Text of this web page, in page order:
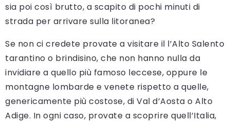
sia poi così brutto, a scapito di pochi minuti di
strada per arrivare sulla litoranea?
Se non ci credete provate a visitare il l’Alto Salento
tarantino o brindisino, che non hanno nulla da
invidiare a quello più famoso leccese, oppure le
montagne lombarde e venete rispetto a quelle,
genericamente più costose, di Val d’Aosta o Alto
Adige. In ogni caso, provate a scoprire quell’Italia,